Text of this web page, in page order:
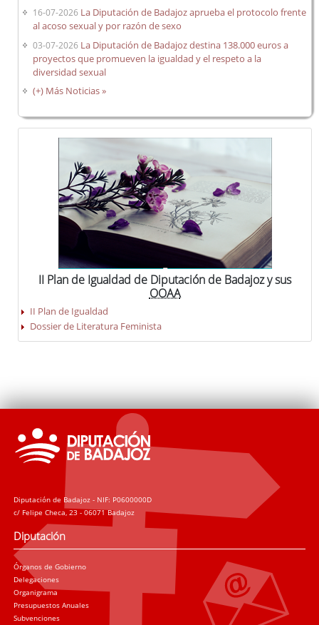
16-07-2026 La Diputación de Badajoz aprueba el protocolo frente
al acoso sexual y por razón de sexo
03-07-2026 La Diputación de Badajoz destina 138.000 euros a
proyectos que promueven la igualdad y el respeto a la
diversidad sexual
(+) Más Noticias »
II Plan de Igualdad de Diputación de Badajoz y sus
OOAA
II Plan de Igualdad
Dossier de Literatura Feminista
Diputación de Badajoz - NIF: P0600000D
c/ Felipe Checa, 23 - 06071 Badajoz
Diputación
Órganos de Gobierno
Delegaciones
Organigrama
Presupuestos Anuales
Subvenciones